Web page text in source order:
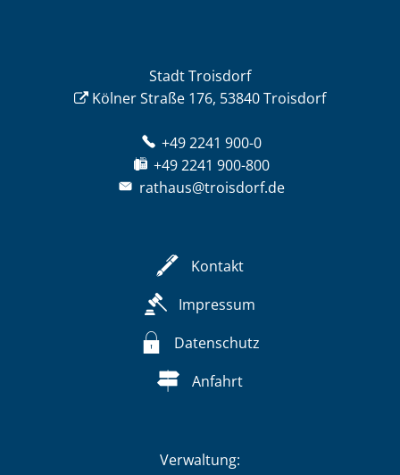
Stadt Troisdorf
Kölner Straße 176, 53840 Troisdorf
+49 2241 900-0
+49 2241 900-800
rathaus@troisdorf.de
Kontakt
Impressum
Datenschutz
Anfahrt
Verwaltung: